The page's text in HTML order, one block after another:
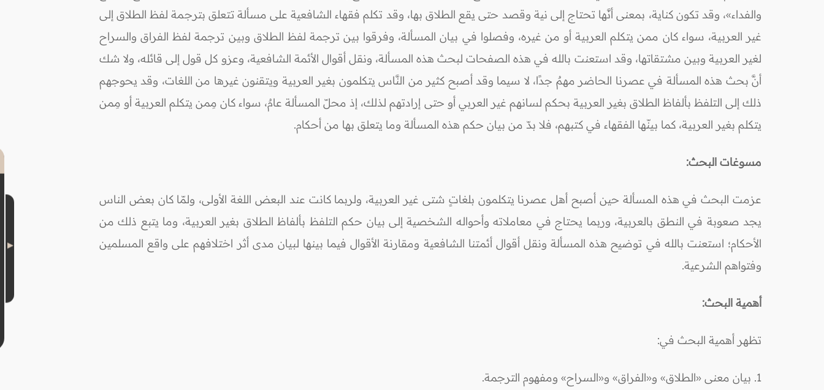
والفداء»، وقد تكون كناية، بمعنى أنَّها تحتاج إلى نية وقصد حتى يقع الطلاق بها، وقد تكلم فقهاء الشافعية على مسألة تتعلق بترجمة لفظ الطلاق إلى
غير العربية، سواء كان ممن يتكلم العربية أو من غيره، وفصلوا في بيان المسألة، وفرقوا بين ترجمة لفظ الطلاق وبين ترجمة لفظ الفراق والسراح
لغير العربية وبين مشتقاتها، وقد استعنت بالله في هذه الصفحات لبحث هذه المسألة، ونقل أقوال الأئمة الشافعية، وعزو كل قول إلى قائله، ولا شك
أنَّ بحث هذه المسألة في عصرنا الحاضر مهمٌ جدًا، لا سيما وقد أصبح كثير من النَّاس يتكلمون بغير العربية ويتقنون غيرها من اللغات، وقد يحوجهم
ذلك إلى التلفظ بألفاظ الطلاق بغير العربية بحكم لسانهم غير العربي أو حتى إرادتهم لذلك، إذ محلّ المسألة عامٌ، سواء كان مِمن يتكلم العربية أو مِمن
يتكلم بغير العربية، كما بينّها الفقهاء في كتبهم، فلا بدّ من بيان حكم هذه المسألة وما يتعلق بها من أحكام.
مسوغات البحث:
عزمت البحث في هذه المسألة حين أصبح أهل عصرنا يتكلمون بلغاتٍ شتى غير العربية، ولربما كانت عند البعض اللغة الأولى، ولمّا كان بعض الناس
يجد صعوبة في النطق بالعربية، وربما يحتاج في معاملاته وأحواله الشخصية إلى بيان حكم التلفظ بألفاظ الطلاق بغير العربية، وما يتبع ذلك من
الأحكام؛ استعنت بالله في توضيح هذه المسألة ونقل أقوال أئمتنا الشافعية ومقارنة الأقوال فيما بينها لبيان مدى أثر اختلافهم على واقع المسلمين
وفتواهم الشرعية.
أهمية البحث:
تظهر أهمية البحث في:
1. بيان معنى «الطلاق» و«الفراق» و«السراح» ومفهوم الترجمة.